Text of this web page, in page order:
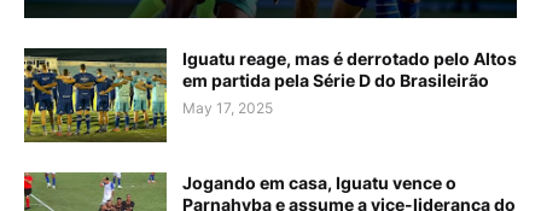
Iguatu reage, mas é derrotado pelo Altos
em partida pela Série D do Brasileirão
May 17, 2025
Jogando em casa, Iguatu vence o
Parnahyba e assume a vice-liderança do